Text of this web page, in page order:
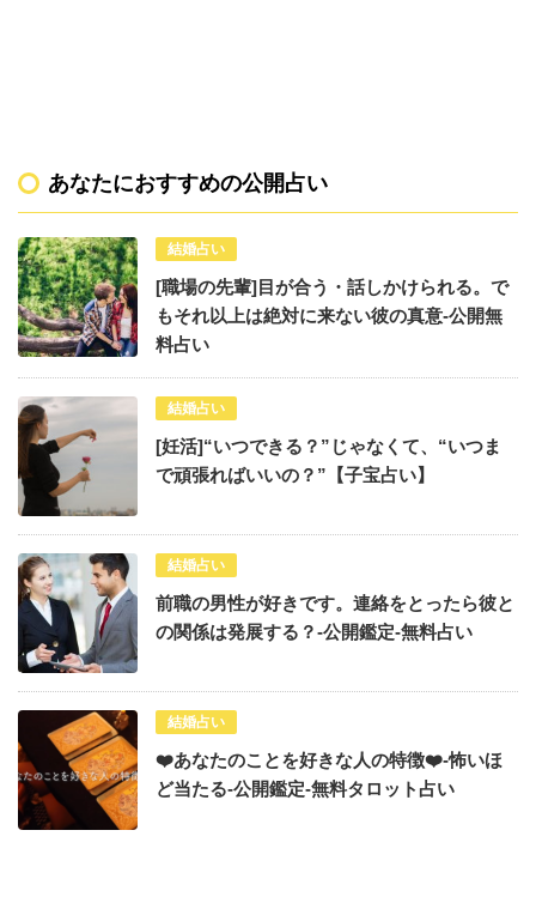
あなたにおすすめの公開占い
結婚占い
[職場の先輩]目が合う・話しかけられる。で
もそれ以上は絶対に来ない彼の真意-公開無
料占い
結婚占い
[妊活]“いつできる？”じゃなくて、“いつま
で頑張ればいいの？”【子宝占い】
結婚占い
前職の男性が好きです。連絡をとったら彼と
の関係は発展する？-公開鑑定-無料占い
結婚占い
❤️あなたのことを好きな人の特徴❤️-怖いほ
ど当たる-公開鑑定-無料タロット占い